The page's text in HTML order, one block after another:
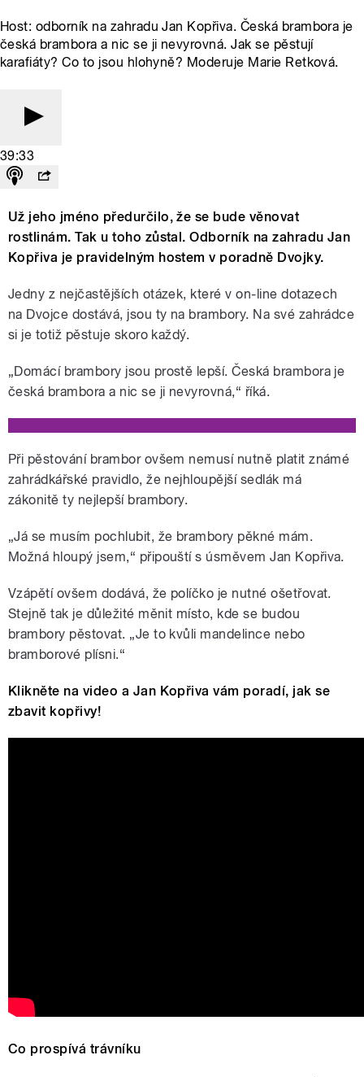
Host: odborník na zahradu Jan Kopřiva. Česká brambora je
česká brambora a nic se ji nevyrovná. Jak se pěstují
karafiáty? Co to jsou hlohyně? Moderuje Marie Retková.
39:33
Už jeho jméno předurčilo, že se bude věnovat
rostlinám. Tak u toho zůstal. Odborník na zahradu Jan
Kopřiva je pravidelným hostem v poradně Dvojky.
Jedny z nejčastějších otázek, které v on-line dotazech
na Dvojce dostává, jsou ty na brambory. Na své zahrádce
si je totiž pěstuje skoro každý.
„Domácí brambory jsou prostě lepší. Česká brambora je
česká brambora a nic se ji nevyrovná,“ říká.
Při pěstování brambor ovšem nemusí nutně platit známé
zahrádkářské pravidlo, že nejhloupější sedlák má
zákonitě ty nejlepší brambory.
„Já se musím pochlubit, že brambory pěkné mám.
Možná hloupý jsem,“ připouští s úsměvem Jan Kopřiva.
Vzápětí ovšem dodává, že políčko je nutné ošetřovat.
Stejně tak je důležité měnit místo, kde se budou
brambory pěstovat. „Je to kvůli mandelince nebo
bramborové plísni.“
Klikněte na video a Jan Kopřiva vám poradí, jak se
zbavit kopřivy!
Co prospívá trávníku